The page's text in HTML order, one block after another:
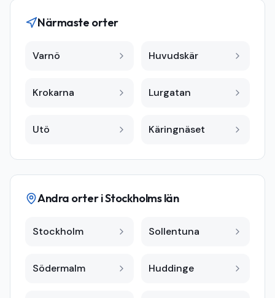
Närmaste orter
Varnö Huvudskär
Krokarna Lurgatan
Utö Käringnäset
Andra orter iStockholms län
Stockholm Sollentuna
Södermalm Huddinge